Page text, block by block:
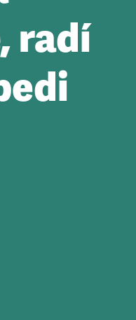
radí